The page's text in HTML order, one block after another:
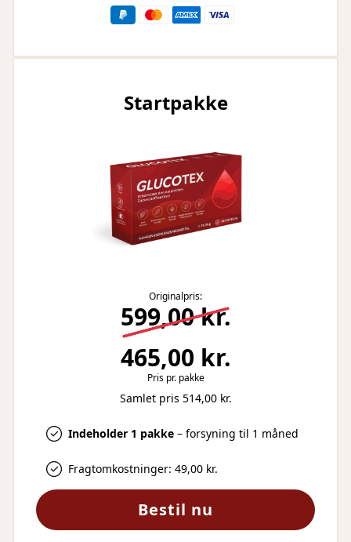
Startpakke
Originalpris:
599,00 kr.
465,00 kr.
Pris pr. pakke
Samlet pris 514,00 kr.
Indeholder 1 pakke – forsyning til 1 måned
Fragtomkostninger: 49,00 kr.
Bestil nu